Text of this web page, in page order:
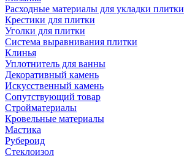
Расходные материалы для укладки плитки
Крестики для плитки
Уголки для плитки
Система выравнивания плитки
Клинья
Уплотнитель для ванны
Декоративный камень
Искусственный камень
Сопутствующий товар
Стройматериалы
Кровельные материалы
Мастика
Рубероид
Стеклоизол